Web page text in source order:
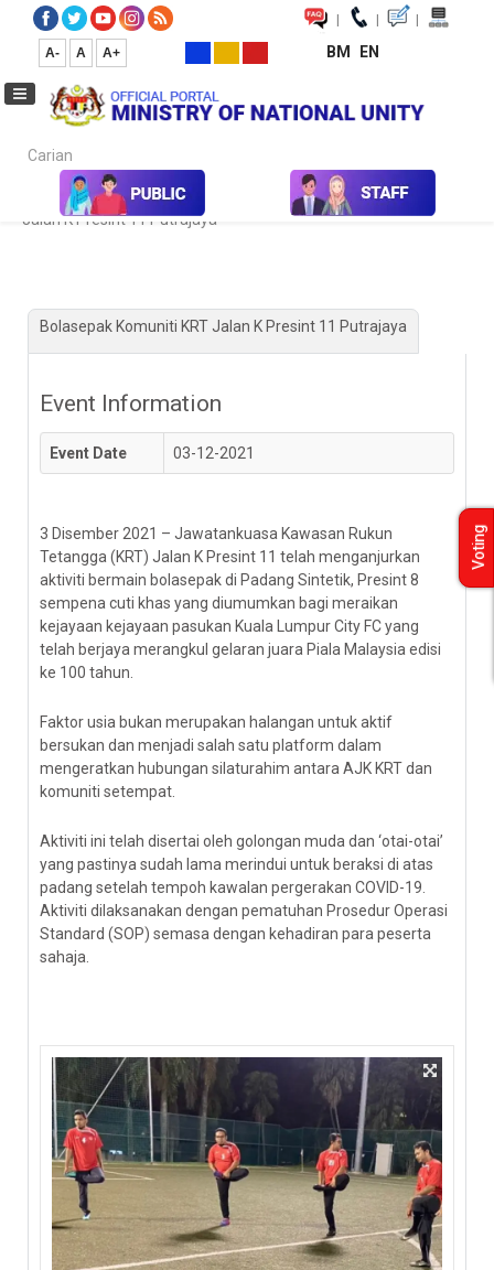
| | |
A- A A+ BM EN
Carian...
Kalendar Aktiviti & Program
Bolasepak Komuniti KRT
Jalan K Presint 11 Putrajaya
Bolasepak Komuniti KRT Jalan K Presint 11 Putrajaya
Event Information
Event Date 03-12-2021
3 Disember 2021 – Jawatankuasa Kawasan Rukun
Tetangga (KRT) Jalan K Presint 11 telah menganjurkan
aktiviti bermain bolasepak di Padang Sintetik, Presint 8
sempena cuti khas yang diumumkan bagi meraikan
kejayaan kejayaan pasukan Kuala Lumpur City FC yang
telah berjaya merangkul gelaran juara Piala Malaysia edisi
ke 100 tahun.
Faktor usia bukan merupakan halangan untuk aktif
bersukan dan menjadi salah satu platform dalam
mengeratkan hubungan silaturahim antara AJK KRT dan
komuniti setempat.
Aktiviti ini telah disertai oleh golongan muda dan ‘otai-otai’
yang pastinya sudah lama merindui untuk beraksi di atas
padang setelah tempoh kawalan pergerakan COVID-19.
Aktiviti dilaksanakan dengan pematuhan Prosedur Operasi
Standard (SOP) semasa dengan kehadiran para peserta
sahaja.
Voting